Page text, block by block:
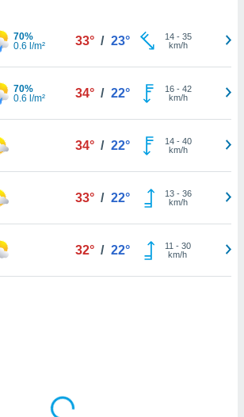
70%
0.6 l/m²
33° / 23° 14- 35
km/h
70%
0.6 l/m²
34° / 22° 16- 42
km/h
34° / 22° 14- 40
km/h
33° / 22° 13- 36
km/h
32° / 22° 11 - 30
km/h